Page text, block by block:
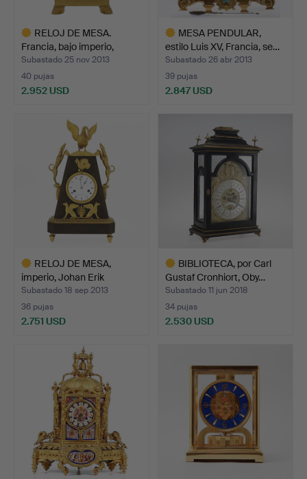
RELOJ DE MESA.
Francia, bajo imperio,
prim…
Subastado 25 nov 2013
40 pujas
2.952 USD
seleccionado
MESA PENDULAR,
estilo Luis XV, Francia, se…
Subastado 26 abr 2013
39 pujas
2.847 USD
RELOJ DE MESA,
imperio, Johan Erik
Callers…
Subastado 18 sep 2013
36 pujas
2.751 USD
BIBLIOTECA, por Carl
Gustaf Cronhiort, Oby…
Subastado 11 jun 2018
34 pujas
2.530 USD